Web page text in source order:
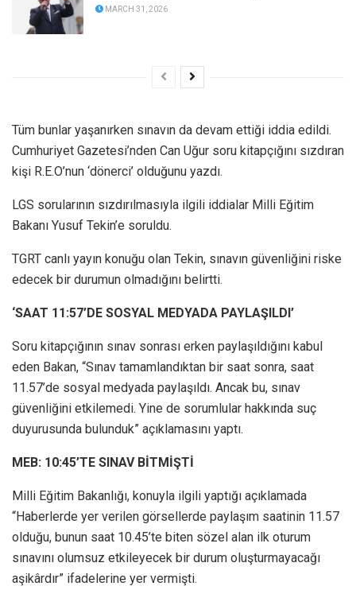
MARCH 31, 2026
Tüm bunlar yaşanırken sınavın da devam ettiği iddia edildi.
Cumhuriyet Gazetesi’nden Can Uğur soru kitapçığını sızdıran
kişi R.E.O’nun ‘dönerci’ olduğunu yazdı.
LGS sorularının sızdırılmasıyla ilgili iddialar Milli Eğitim
Bakanı Yusuf Tekin’e soruldu.
TGRT canlı yayın konuğu olan Tekin, sınavın güvenliğini riske
edecek bir durumun olmadığını belirtti.
‘SAAT 11:57’DE SOSYAL MEDYADA PAYLAŞILDI’
Soru kitapçığının sınav sonrası erken paylaşıldığını kabul
eden Bakan, “Sınav tamamlandıktan bir saat sonra, saat
11.57’de sosyal medyada paylaşıldı. Ancak bu, sınav
güvenliğini etkilemedi. Yine de sorumlular hakkında suç
duyurusunda bulunduk” açıklamasını yaptı.
MEB: 10:45’TE SINAV BİTMİŞTİ
Milli Eğitim Bakanlığı, konuyla ilgili yaptığı açıklamada
“Haberlerde yer verilen görsellerde paylaşım saatinin 11.57
olduğu, bunun saat 10.45’te biten sözel alan ilk oturum
sınavını olumsuz etkileyecek bir durum oluşturmayacağı
aşikârdır” ifadelerine yer vermişti.